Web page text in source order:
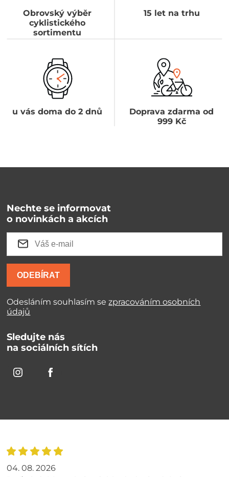
Obrovský výběr
cyklistického
sortimentu
15 let na trhu
u vás doma do 2 dnů
Doprava zdarma od
999 Kč
Nechte se informovat
o novinkách a akcích
ODEBÍRAT
Odesláním souhlasím sezpracováním osobních
údajů
Sledujte nás
na sociálních sítích
04. 08. 2026